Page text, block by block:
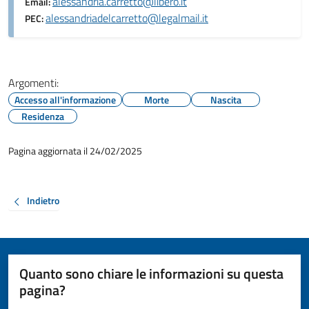
PEC:alessandriadelcarretto@legalmail.it
Argomenti:
Accesso all'informazione Morte
Nascita
Residenza
Pagina aggiornata il 24/02/2025
Indietro
Quanto sono chiare le informazioni su questa
pagina?